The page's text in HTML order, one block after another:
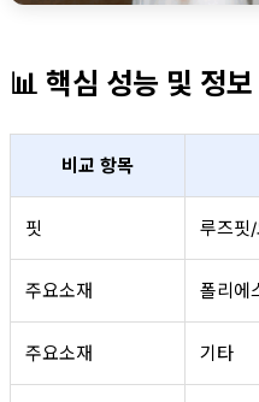
📊 핵심 성능 및 정
비교 항목
핏 루즈핏
주요소재 폴리에
주요소재 기타